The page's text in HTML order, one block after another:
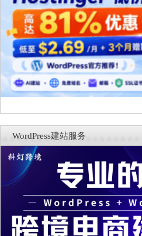
WordPress建站服务